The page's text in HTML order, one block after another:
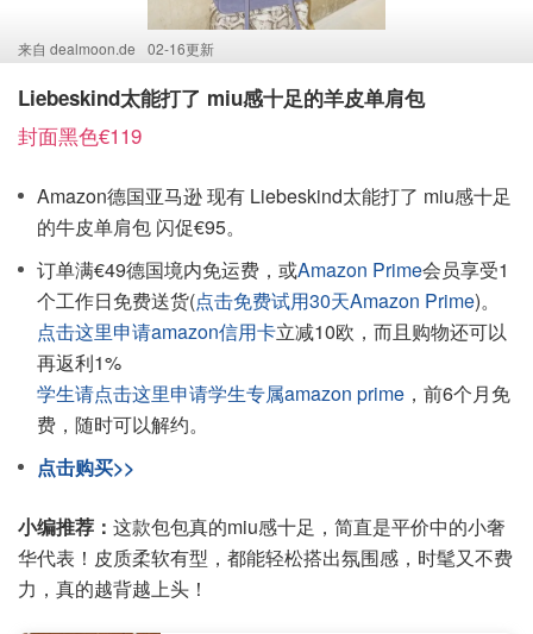
来自 dealmoon.de 02-16更新
Liebeskind太能打了 miu感十足的羊皮单肩包
封面黑色€119
Amazon德国亚马逊 现有 Liebeskind太能打了 miu感十足
的牛皮单肩包 闪促€95。
订单满€49德国境内免运费，或Amazon Prime会员享受1
个工作日免费送货(点击免费试用30天Amazon Prime)。
点击这里申请amazon信用卡立减10欧，而且购物还可以
再返利1%
学生请点击这里申请学生专属amazon prime ，前6个月免
费，随时可以解约。
点击购买>>
小编推荐： 这款包包真的miu感十足，简直是平价中的小奢
华代表！皮质柔软有型，都能轻松搭出氛围感，时髦又不费
力，真的越背越上头！